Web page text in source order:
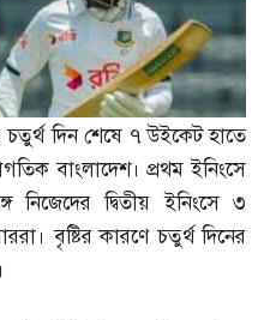
চতুর্থ দিন শেষে ৭ উইকেট হাতে
বাংলাদেশ। প্রথম ইনিংসে
নিজেদের দ্বিতীয় ইনিংসে ৩
বৃষ্টির কারণে চতুর্থ দিনের